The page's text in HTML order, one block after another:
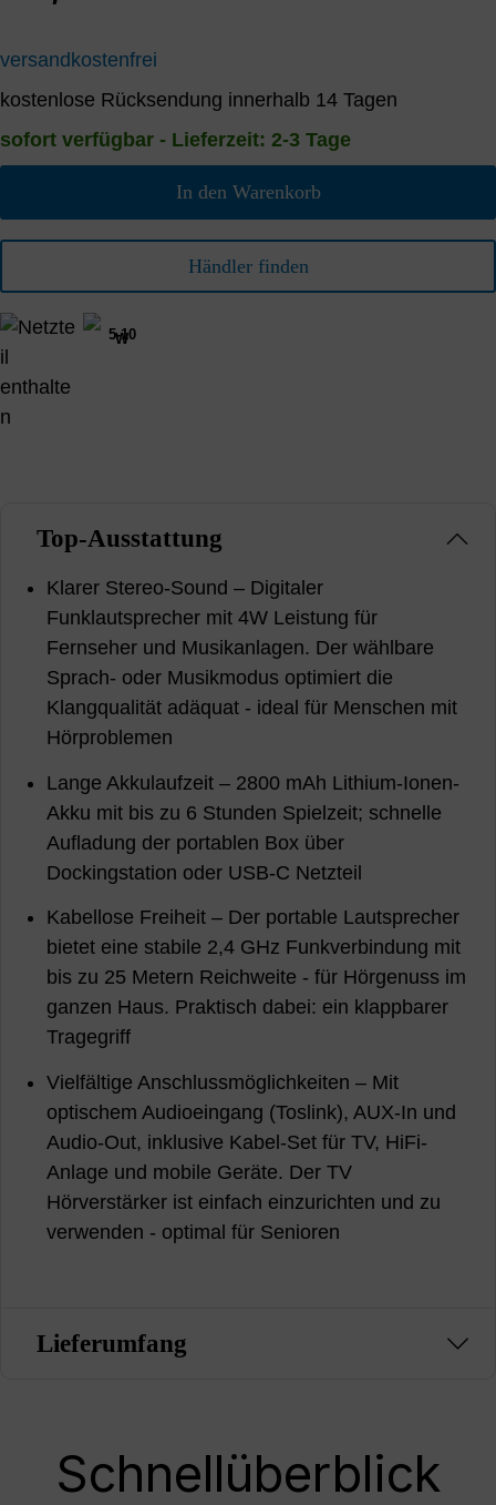
versandkostenfrei
kostenlose Rücksendung innerhalb 14 Tagen
sofort verfügbar - Lieferzeit: 2-3 Tage
In den Warenkorb
Händler finden
5-10
W
Top-Ausstattung
Klarer Stereo-Sound – Digitaler
Funklautsprecher mit 4W Leistung für
Fernseher und Musikanlagen. Der wählbare
Sprach- oder Musikmodus optimiert die
Klangqualität adäquat - ideal für Menschen mit
Hörproblemen
Lange Akkulaufzeit – 2800 mAh Lithium-Ionen-
Akku mit bis zu 6 Stunden Spielzeit; schnelle
Aufladung der portablen Box über
Dockingstation oder USB-C Netzteil
Kabellose Freiheit – Der portable Lautsprecher
bietet eine stabile 2,4 GHz Funkverbindung mit
bis zu 25 Metern Reichweite - für Hörgenuss im
ganzen Haus. Praktisch dabei: ein klappbarer
Tragegriff
Vielfältige Anschlussmöglichkeiten – Mit
optischem Audioeingang (Toslink), AUX-In und
Audio-Out, inklusive Kabel-Set für TV, HiFi-
Anlage und mobile Geräte. Der TV
Hörverstärker ist einfach einzurichten und zu
verwenden - optimal für Senioren
Lieferumfang
Schnellüberblick